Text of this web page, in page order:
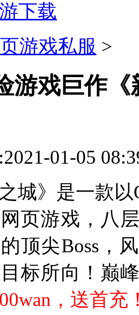
下载
游戏私服 >
游戏巨作
01-05
之城》是一款
页游戏，八
顶尖Boss，
标所向！ 巅
，送首